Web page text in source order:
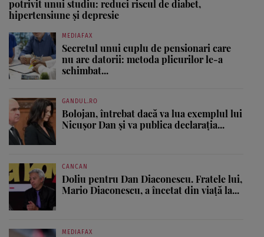
potrivit unui studiu: reduci riscul de diabet,
hipertensiune și depresie
MEDIAFAX
Secretul unui cuplu de pensionari care
nu are datorii: metoda plicurilor le-a
schimbat...
GANDUL.RO
Bolojan, întrebat dacă va lua exemplul lui
Nicușor Dan și va publica declarația...
CANCAN
Doliu pentru Dan Diaconescu. Fratele lui,
Mario Diaconescu, a încetat din viață la...
MEDIAFAX